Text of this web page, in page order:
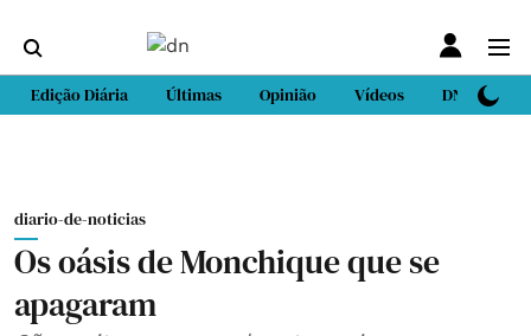
Edição Diária Últimas Opinião Vídeos DN Sport
diario-de-noticias
Os oásis de Monchique que se
apagaram